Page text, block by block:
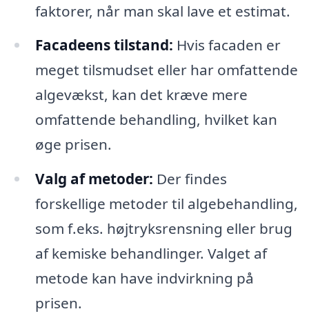
faktorer, når man skal lave et estimat.
Facadeens tilstand: Hvis facaden er
meget tilsmudset eller har omfattende
algevækst, kan det kræve mere
omfattende behandling, hvilket kan
øge prisen.
Valg af metoder: Der findes
forskellige metoder til algebehandling,
som f.eks. højtryksrensning eller brug
af kemiske behandlinger. Valget af
metode kan have indvirkning på
prisen.